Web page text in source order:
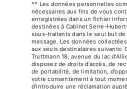
** Les données personnelles
nécessaires aux fins de vous
enregistrées dans un fichier
destinées à Cabinet Serre-
sous-traitants dans le seul but
message. Les données
aux seuls destinataires suivants:
Truttmann 18, avenue du lac
disposez de droits d’accès, de
de portabilité, de limitation,
votre consentement à tout
d’introduire une réclamation